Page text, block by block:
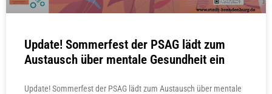
Update! Sommerfest der PSAG lädt zum
Austausch über mentale Gesundheit ein
Update! Sommerfest der PSAG lädt zum Austausch über mentale